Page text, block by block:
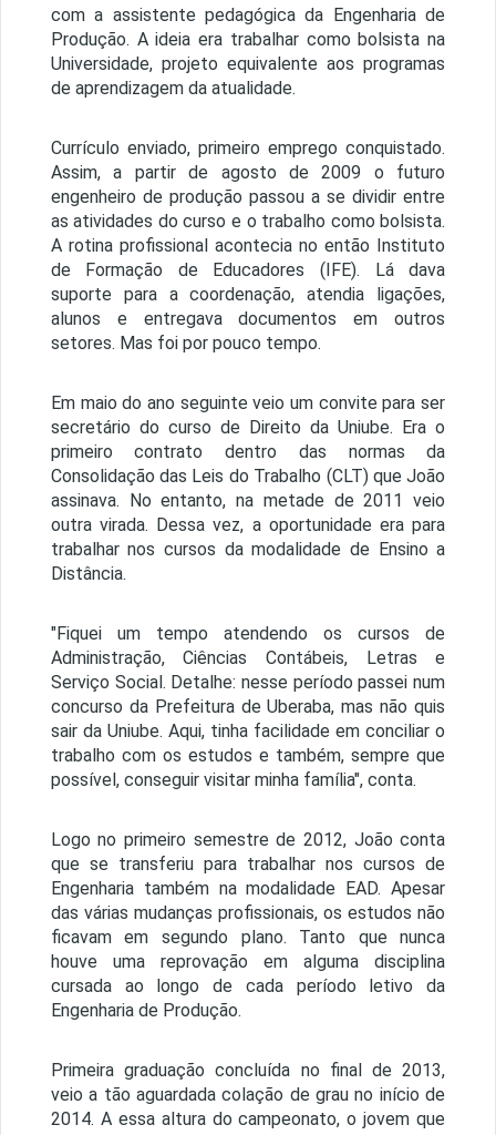
com a assistente pedagógica da Engenharia de
Produção. A ideia era trabalhar como bolsista na
Universidade, projeto equivalente aos programas
de aprendizagem da atualidade.
Currículo enviado, primeiro emprego conquistado.
Assim, a partir de agosto de 2009 o futuro
engenheiro de produção passou a se dividir entre
as atividades do curso e o trabalho como bolsista.
A rotina profissional acontecia no então Instituto
de Formação de Educadores (IFE). Lá dava
suporte para a coordenação, atendia ligações,
alunos e entregava documentos em outros
setores. Mas foi por pouco tempo.
Em maio do ano seguinte veio um convite para ser
secretário do curso de Direito da Uniube. Era o
primeiro contrato dentro das normas da
Consolidação das Leis do Trabalho (CLT) que João
assinava. No entanto, na metade de 2011 veio
outra virada. Dessa vez, a oportunidade era para
trabalhar nos cursos da modalidade de Ensino a
Distância.
"Fiquei um tempo atendendo os cursos de
Administração, Ciências Contábeis, Letras e
Serviço Social. Detalhe: nesse período passei num
concurso da Prefeitura de Uberaba, mas não quis
sair da Uniube. Aqui, tinha facilidade em conciliar o
trabalho com os estudos e também, sempre que
possível, conseguir visitar minha família", conta.
Logo no primeiro semestre de 2012, João conta
que se transferiu para trabalhar nos cursos de
Engenharia também na modalidade EAD. Apesar
das várias mudanças profissionais, os estudos não
ficavam em segundo plano. Tanto que nunca
houve uma reprovação em alguma disciplina
cursada ao longo de cada período letivo da
Engenharia de Produção.
Primeira graduação concluída no final de 2013,
veio a tão aguardada colação de grau no início de
2014. A essa altura do campeonato, o jovem que